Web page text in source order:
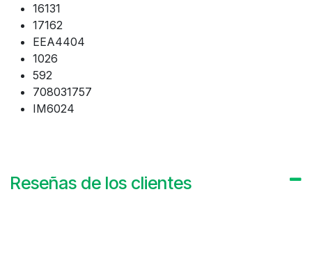
16131
17162
EEA4404
1026
592
708031757
IM6024
Reseñas de los clientes